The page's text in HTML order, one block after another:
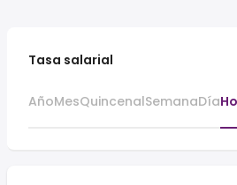
Tasa salarial
AñoMesQuincenalSemanaDía